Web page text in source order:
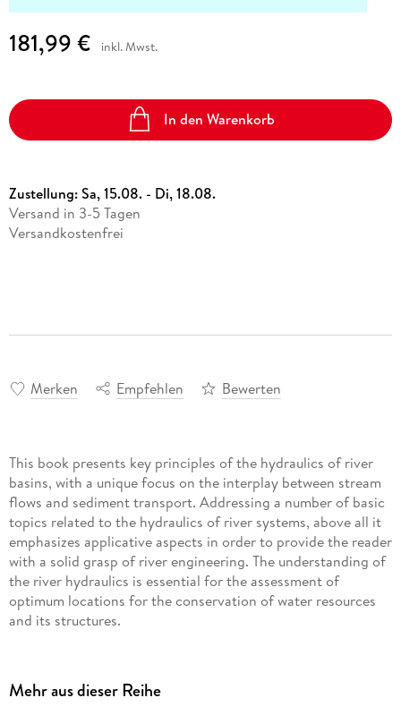
181,99 € inkl. Mwst.
In den Warenkorb
Zustellung:Sa, 15.08. - Di, 18.08.
Versand in 3-5 Tagen
Versandkostenfrei
Merken Empfehlen Bewerten
This book presents key principles of the hydraulics of river
basins, with a unique focus on the interplay between stream
flows and sediment transport. Addressing a number of basic
topics related to the hydraulics of river systems, above all it
emphasizes applicative aspects in order to provide the reader
with a solid grasp of river engineering. The understanding of
the river hydraulics is essential for the assessment of
optimum locations for the conservation of water resources
and its structures.
basin, Narmada, Tapi, Godavari, and other basins of India. It
Mehr aus dieser Reihe